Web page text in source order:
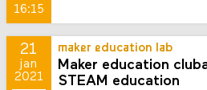
16:15
21
jan
2021
maker education lab
Maker education
STEAM education